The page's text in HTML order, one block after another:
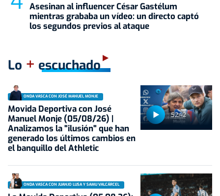
Asesinan al influencer César Gastélum
mientras grababa un vídeo: un directo captó
los segundos previos al ataque
Lo + escuchado
52:42
ONDA VASCA CON JOSÉ MANUEL MONJE
Movida Deportiva con José
Manuel Monje (05/08/26) |
Analizamos la "ilusión" que han
generado los últimos cambios en
el banquillo del Athletic
ONDA VASCA CON JUANJO LUSA Y SAMU VALCÁRCEL